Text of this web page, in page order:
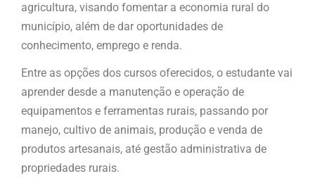
agricultura, visando fomentar a economia rural do
município, além de dar oportunidades de
conhecimento, emprego e renda.
Entre as opções dos cursos oferecidos, o estudante vai
aprender desde a manutenção e operação de
equipamentos e ferramentas rurais, passando por
manejo, cultivo de animais, produção e venda de
produtos artesanais, até gestão administrativa de
propriedades rurais.